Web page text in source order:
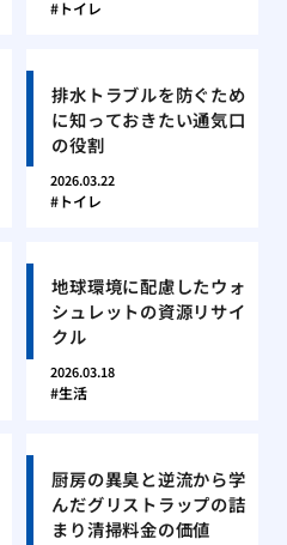
トイレ
排水トラブルを防ぐため
に知っておきたい通気口
の役割
2026.03.22
トイレ
地球環境に配慮したウォ
シュレットの資源リサイ
クル
2026.03.18
生活
厨房の異臭と逆流から学
んだグリストラップの詰
まり清掃料金の価値